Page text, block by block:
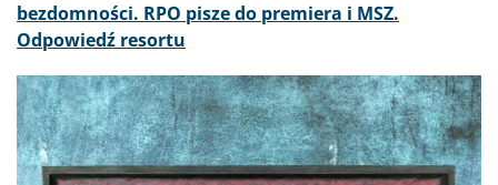
bezdomności. RPO pisze do premiera i MSZ.
Odpowiedź resortu
Obraz